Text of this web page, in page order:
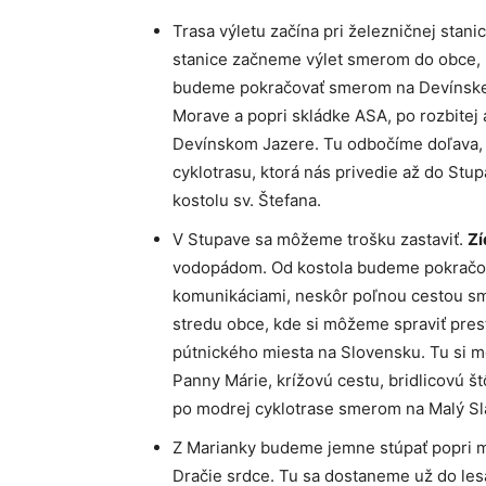
Trasa výletu začína pri železničnej
stanice začneme výlet smerom do
budeme pokračovať smerom na
Morave a popri skládke ASA, po
Devínskom Jazere. Tu odbočíme
cyklotrasu, ktorá nás privedie až do
kostolu sv. Štefana.
V Stupave sa môžeme trošku zastaviť.
vodopádom. Od kostola budeme
komunikáciami, neskôr poľnou cestou
stredu obce, kde si môžeme spraviť
pútnického miesta na Slovensku. Tu si
Panny Márie, krížovú cestu, bridlicovú
po modrej cyklotrase smerom na Malý
Z Marianky budeme jemne stúpať popri
Dračie srdce. Tu sa dostaneme už do